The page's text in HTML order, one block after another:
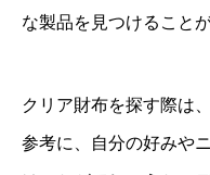
な製品を見つけること
クリア財布を探す際は
参考に、自分の好みや